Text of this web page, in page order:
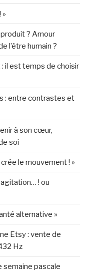
»
? Amour
l’être humain ?
il est temps de choisir
: entre contrastes et
à son cœur,
soi
le mouvement ! »
! ou
alternative »
Etsy : vente de
Hz
pascale